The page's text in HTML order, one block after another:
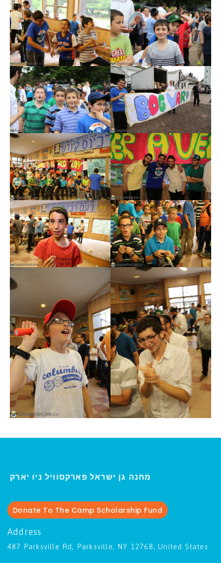
מחנה גן ישראל פארקסוויל ני
Donate To The Camp Scholarship Fund
Address
487 Parksville Rd, Parksville, NY 12768, United States